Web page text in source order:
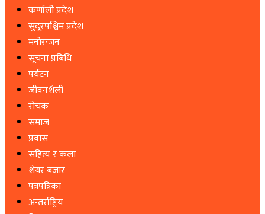
कर्णाली प्रदेश
सुदूरपश्चिम प्रदेश
मनोरन्जन
सूचना प्रबिधि
पर्यटन
जीवनशैली
रोचक
समाज
प्रवास
सहित्य र कला
शेयर बजार
पत्रपत्रिका
अन्तर्राष्ट्रिय